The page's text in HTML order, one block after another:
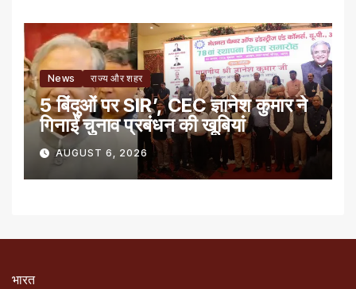
News राज्य और शहर
5 बिंदुओं पर SIR’, CEC ज्ञानेश कुमार ने
गिनाईं चुनाव प्रबंधन की खूबियां
AUGUST 6, 2026
भारत